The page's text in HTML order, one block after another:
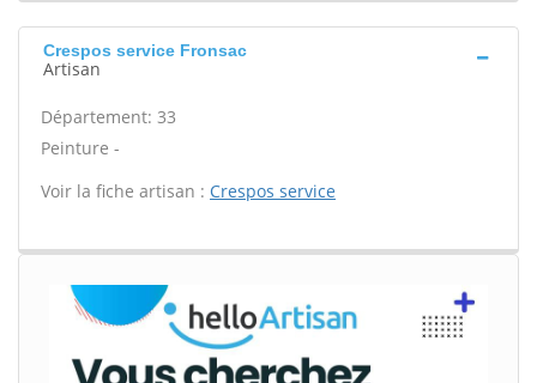
Crespos service Fronsac
Artisan
Département: 33
Peinture -
Voir la fiche artisan : Crespos service